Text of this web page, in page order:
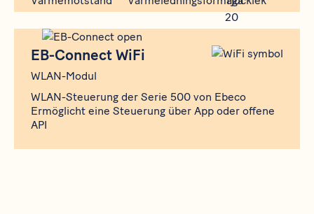
Produkt
EB-Connect WiFi
WLAN-Modul
WLAN-Steuerung der Serie 500 von Ebeco
Ermöglicht eine Steuerung über App oder offene
API
EB-Connect WiFi